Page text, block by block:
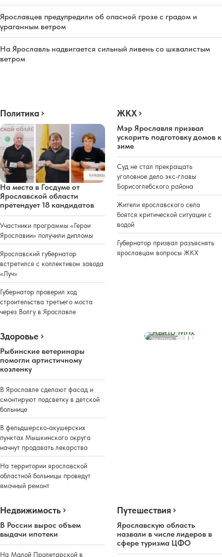
Ярославцев предупредили об опасной грозе с градом и
ураганным ветром
На Ярославль надвигается сильный ливень со шквалистым
ветром
Политика
На места в Госдуме от
Ярославской области
претендует 18 кандидатов
Участники программы «Герои
Ярославии» получили дипломы
Ярославский губернатор
встретился с коллективом завода
«Луч»
Губернатор проверил ход
строительства третьего моста
через Волгу в Ярославле
ЖКХ
Мэр Ярославля призвал
ускорить подготовку домов к
зиме
Суд не стал прекращать
уголовное дело экс-главы
Борисоглебского района
Жители ярославского села
боятся критической ситуации с
водой
Губернатор призвал разъяснять
ярославцам вопросы ЖКХ
Здоровье
Рыбинские ветеринары
помогли артистичному
козленку
В Ярославле сделают фасад и
смонтируют подсветку в детской
больнице
В фельдшерско-акушерских
пунктах Мышкинского округа
начнут продавать лекарства
На территории ярославской
областной больницы проведут
ямочный ремонт
Реклама
Недвижимость
В России вырос объем
выдачи ипотеки
На Малой Пролетарской в
Путешествия
Ярославскую область
назвали в числе лидеров в
сфере туризма ЦФО